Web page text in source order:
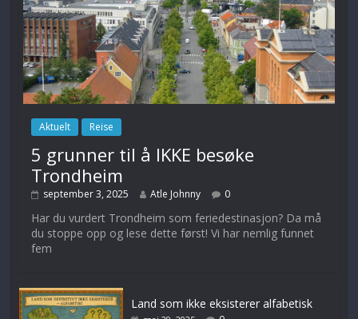
Aktuelt Reise
5 grunner til å IKKE besøke
Trondheim
september 3, 2025 Atle Johnny 0
Har du vurdert Trondheim som feriedestinasjon? Da må
du stoppe opp og lese dette først! Vi har nemlig funnet
fem
Land som ikke eksisterer alfabetisk